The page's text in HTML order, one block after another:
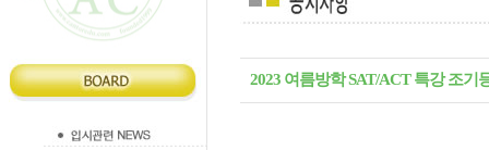
2023 여름방학 SAT/ACT 특강 조기